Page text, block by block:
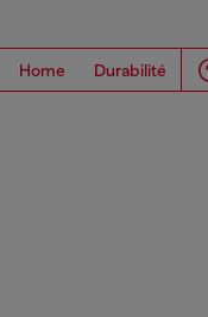
Home Durabilité